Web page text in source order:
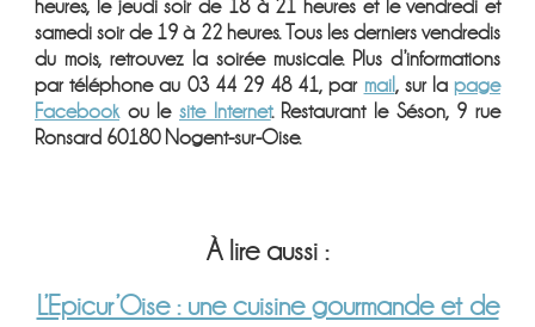
heures, le jeudi soir de 18 à 21 heures et le vendredi et
samedi soir de 19 à 22 heures. Tous les derniers vendredis
du mois, retrouvez la soirée musicale. Plus d’informations
par téléphone au 03 44 29 48 41, par mail, sur la page
Facebookou le site Internet. Restaurant le Séson, 9 rue
Ronsard 60180 Nogent-sur-Oise.
À lire aussi :
L’Epicur’Oise : une cuisine gourmande et de